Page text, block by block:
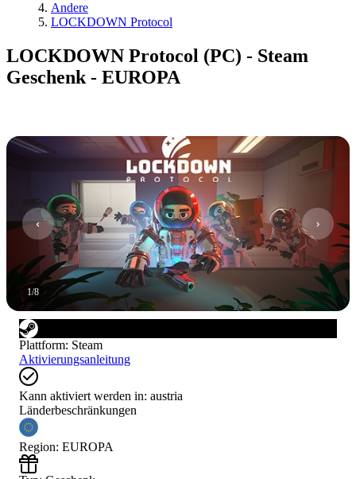
Andere
LOCKDOWN Protocol
LOCKDOWN Protocol (PC) - Steam
Geschenk - EUROPA
1/8
Plattform: Steam
Aktivierungsanleitung
Kann aktiviert werden in: austria
Länderbeschränkungen
Region: EUROPA